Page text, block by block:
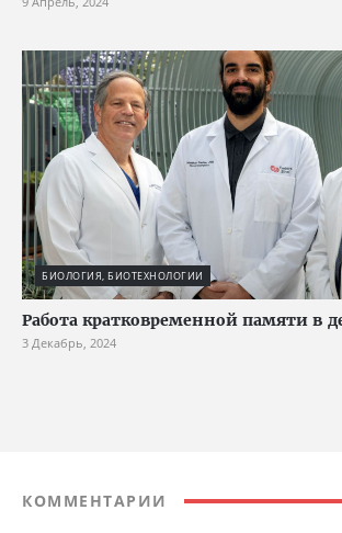
БИОЛОГИЯ, БИОТЕХНОЛОГИИ
Работа кратковременной памяти в
3 Декабрь, 2024
КОММЕНТАРИИ